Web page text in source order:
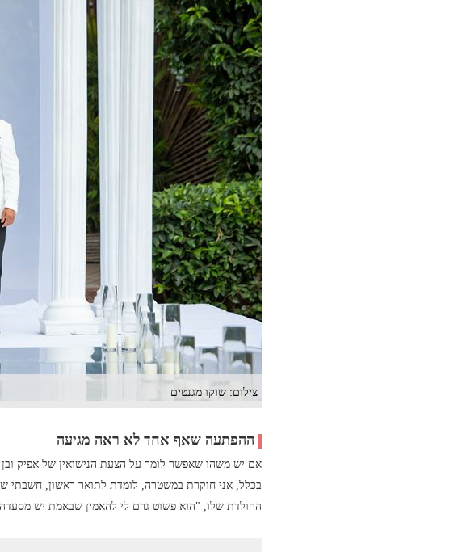
צילום: שוקו מגנטים
ההפתעה שאף אחד לא ראה מגיעה
אם יש משהו שאפשר לומר על הצעת הנישואין של אפיק
בכלל, אני חוקרת במשטרה, לומדת לתואר ראשון, חשבתי
ההולדת שלו, "הוא פשוט גרם לי להאמין שבאמת יש